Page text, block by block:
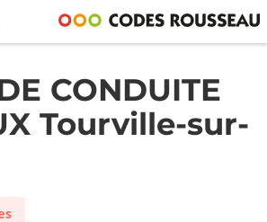
CONDUITE
Tourville-sur-